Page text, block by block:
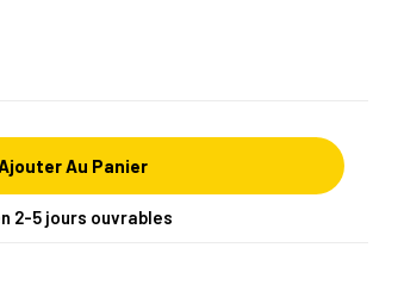
Au Panier
2-5 jours ouvrables